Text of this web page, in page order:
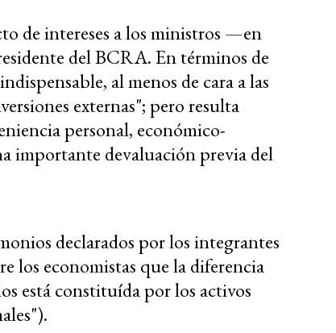
de intereses a los ministros —en
del BCRA. En términos de
al menos de cara a las
externas"; pero resulta
personal, económico-
importante devaluación previa del
declarados por los integrantes
los economistas que la diferencia
está constituída por los activos